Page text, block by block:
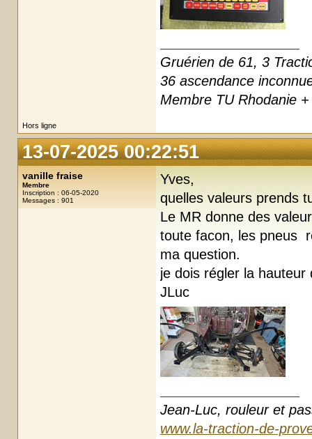
Gruérien de 61, 3
36 ascendance
Membre TU Rhodanie
Hors ligne
13-07-2025 00:22:51
vanille fraise
Membre
Inscription : 06-05-2020
Messages : 901
Yves,
quelles valeurs prends
Le MR donne des
toute facon, les pneus
ma question.
je dois régler la
JLuc
Jean-Luc, rouleur et
www.la-traction-de-